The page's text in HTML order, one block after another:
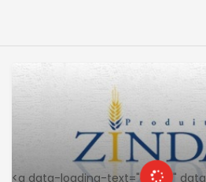
<a data-loading-text="
"